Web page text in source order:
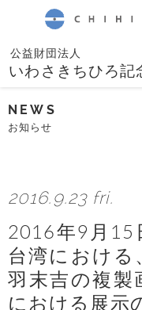
公益財団法人
いわさきちひろ記
NEWS
お知らせ
2016.9.23 fri.
2016年9月15
台湾におけ
羽末吉の複製
における展示